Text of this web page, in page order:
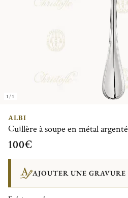
1/1
ALBI
Cuillère à soupe en métal argenté
100€
AJOUTER UNE GRAVURE